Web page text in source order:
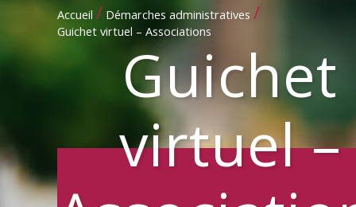
Accueil / Démarches administratives /
Guichet virtuel – Associations
Guichet
virtuel –